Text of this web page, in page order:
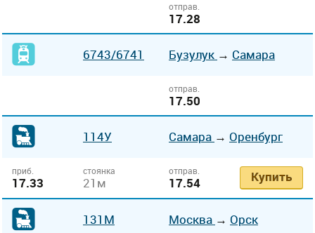
отправ.
17.28
6743/6741 Бузулук → Самара
отправ.
17.50
114У Самара → Оренбург
приб.
17.33
стоянка
21м
отправ.
17.54 Купить
131М Москва → Орск